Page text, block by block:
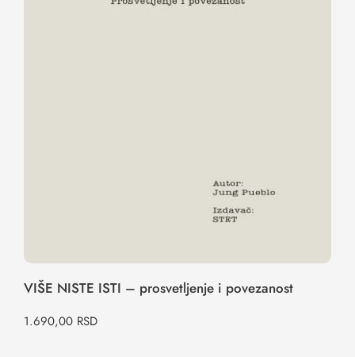
VIŠE NISTE ISTI – prosvetljenje i
VIŠE NISTE ISTI – prosvetljenje i povezanost
1.690,00 RSD